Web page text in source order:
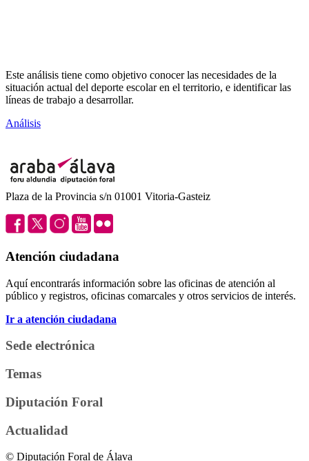
Este análisis tiene como objetivo conocer las necesidades de la
situación actual del deporte escolar en el territorio, e identificar las
líneas de trabajo a desarrollar.
Análisis
Plaza de la Provincia s/n 01001 Vitoria-Gasteiz
Atención ciudadana
Aquí encontrarás información sobre las oficinas de atención al
público y registros, oficinas comarcales y otros servicios de interés.
Ir a atención ciudadana
Sede electrónica
Temas
Diputación Foral
Actualidad
© Diputación Foral de Álava